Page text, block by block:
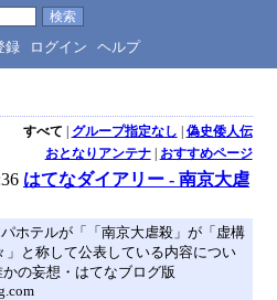
録 ログイン ヘルプ
すべて | グループ指定なし | 偽史倭人伝
おとなりアンテナ| おすすめページ
はてなダイアリー - 南京大虐
ホテルが「「南京大虐殺」が「虚構
」と称して公表している内容につい
の妄想・はてなブログ版